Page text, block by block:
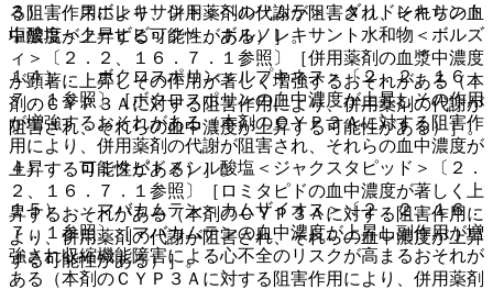
る阻害作用により、併用薬剤の代謝が阻害され、それらの血
中濃度が上昇する可能性がある）］。
１４）． ボクロスポリン＜ルプキネス＞〔２．２、１６．
７．１参照〕［ボクロスポリンの血中濃度が上昇しその作用
が増強するおそれがある（本剤のＣＹＰ３Ａに対する阻害作
用により、併用薬剤の代謝が阻害され、それらの血中濃度が
上昇する可能性がある）］。
１５）． マバカムテン＜カムザイオス＞〔２．２、１６．
７．１参照〕［マバカムテンの血中濃度が上昇し副作用が増
強され収縮機能障害による心不全のリスクが高まるおそれが
ある（本剤のＣＹＰ３Ａに対する阻害作用により、併用薬剤
３）． スボレキサント＜ベルソムラ＞、ダリドレキサント
塩酸塩＜クービビック＞、ボルノレキサント水和物＜ボルズ
ィ＞〔２．２、１６．７．１参照〕［併用薬剤の血漿中濃度
が顕著に上昇しその作用が著しく増強するおそれがある（本
剤のＣＹＰ３Ａに対する阻害作用により、併用薬剤の代謝が
阻害され、それらの血中濃度が上昇する可能性がある）］。
４）． ロミタピドメシル酸塩＜ジャクスタピッド＞〔２．
２、１６．７．１参照〕［ロミタピドの血中濃度が著しく上
昇するおそれがある（本剤のＣＹＰ３Ａに対する阻害作用に
より、併用薬剤の代謝が阻害され、それらの血中濃度が上昇
する可能性がある）］。